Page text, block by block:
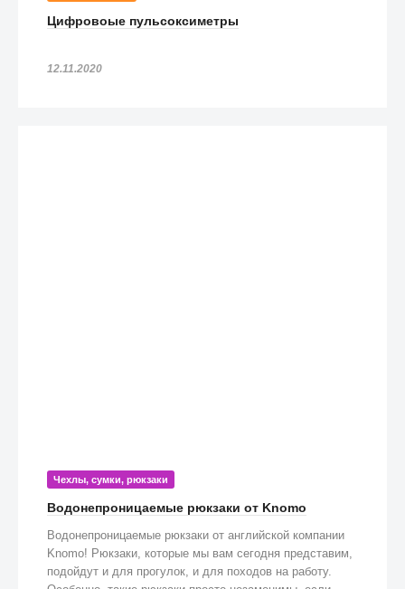
Цифровоые пульсоксиметры
12.11.2020
Чехлы, сумки, рюкзаки
Водонепроницаемые рюкзаки от Knomo
Водонепроницаемые рюкзаки от английской компании
Knomo! Рюкзаки, которые мы вам сегодня представим,
подойдут и для прогулок, и для походов на работу.